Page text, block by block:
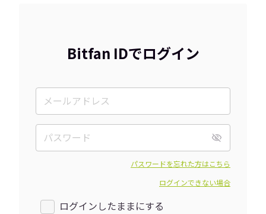
Bitfan IDでログイン
パスワードを忘れた方はこちら
ログインできない場合
ログインしたままにする